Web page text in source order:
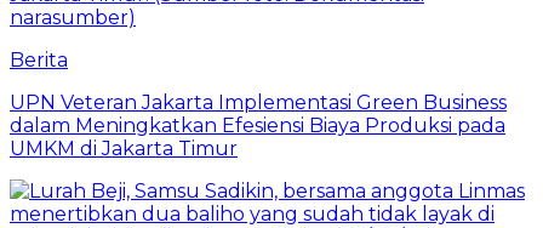
Berita
UPN Veteran Jakarta Implementasi Green Business
dalam Meningkatkan Efesiensi Biaya Produksi pada
UMKM di Jakarta Timur